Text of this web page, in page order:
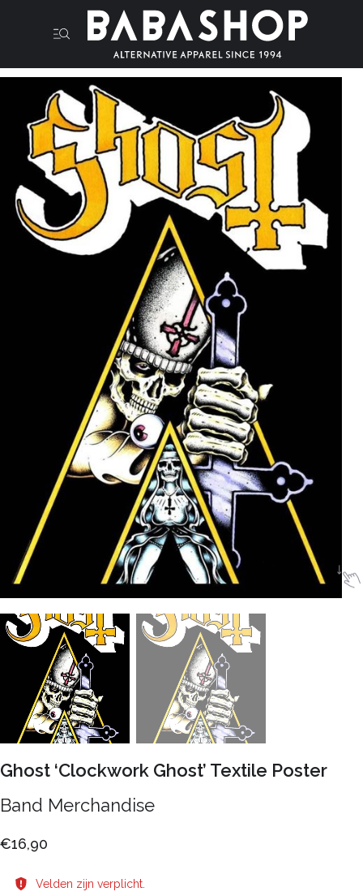
Ghost ‘Clockwork Ghost’ Textile Poster
Band Merchandise
€16,90
Velden zijn verplicht.